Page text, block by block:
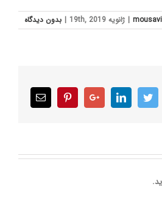
| ژانویه 19th, 2019 | بدون ديدگاه
Twitter
LinkedIn
Google+
Pinterest
Email